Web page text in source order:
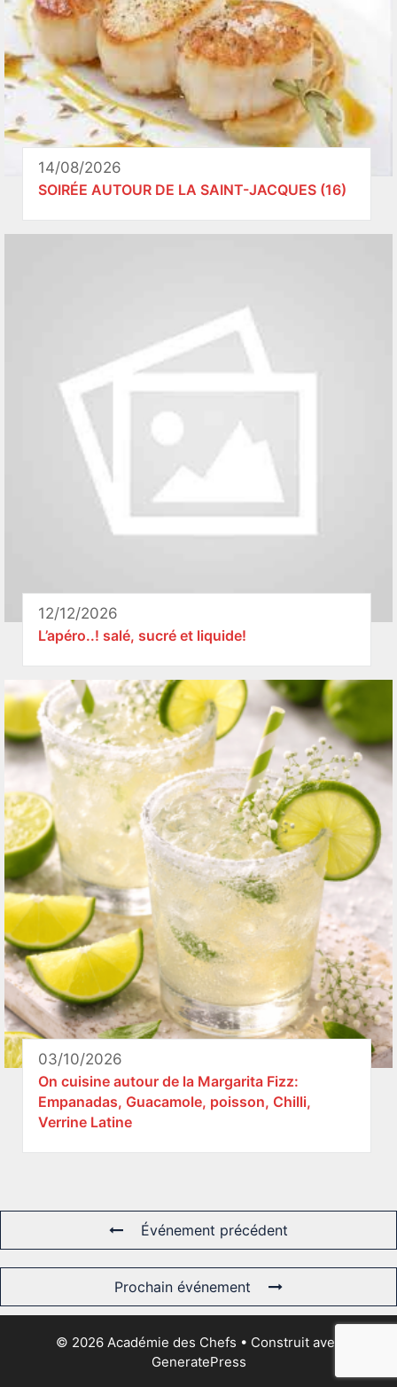
14/08/2026
SOIRÉE AUTOUR DE LA SAINT-JACQUES (16)
12/12/2026
L’apéro..! salé, sucré et liquide!
03/10/2026
On cuisine autour de la Margarita Fizz:
Empanadas, Guacamole, poisson, Chilli,
Verrine Latine
Événement précédent
Prochain événement
© 2026 Académie des Chefs • Construit avec
GeneratePress